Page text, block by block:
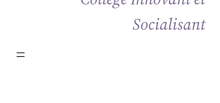
Socialisant